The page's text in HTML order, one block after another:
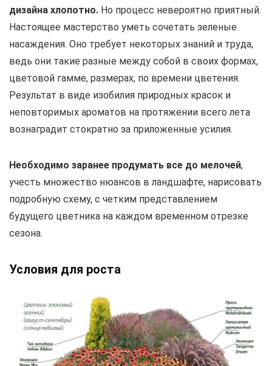
дизайна хлопотно. Но процесс невероятно приятный.
Настоящее мастерство уметь сочетать зеленые
насаждения. Оно требует некоторых знаний и труда,
ведь они такие разные между собой в своих формах,
цветовой гамме, размерах, по времени цветения.
Результат в виде изобилия природных красок и
неповторимых ароматов на протяжении всего лета
вознаградит стократно за приложенные усилия.
Необходимо заранее продумать все до мелочей,
учесть множество нюансов в ландшафте, нарисовать
подробную схему, с четким представлением
будущего цветника на каждом временном отрезке
сезона.
Условия для роста